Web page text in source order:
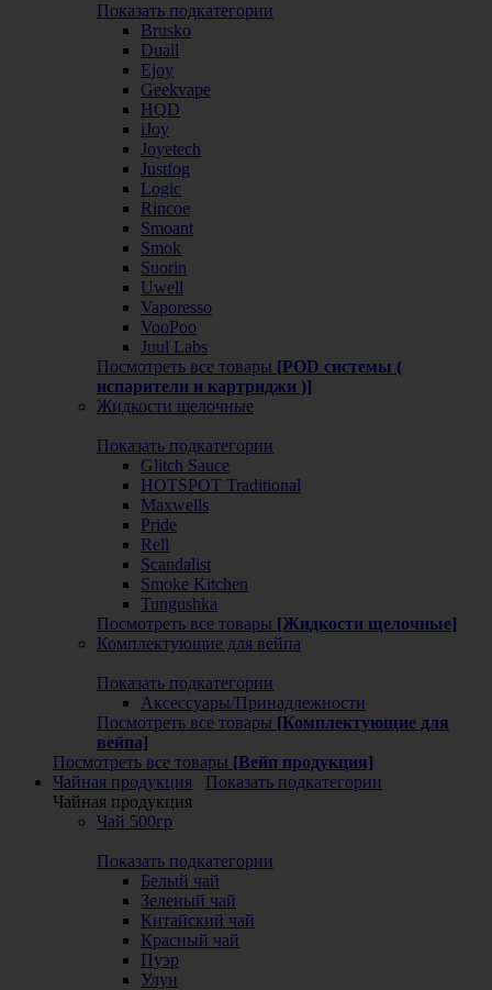
Показать подкатегории
Brusko
Duall
Ejoy
Geekvape
HQD
iJoy
Joyetech
Justfog
Logic
Rincoe
Smoant
Smok
Suorin
Uwell
Vaporesso
VooPoo
Juul Labs
Посмотреть все товары [POD системы (
испарители и картриджи )]
Жидкости щелочные
Показать подкатегории
Glitch Sauce
HOTSPOT Traditional
Maxwells
Pride
Rell
Scandalist
Smoke Kitchen
Tungushka
Посмотреть все товары [Жидкости щелочные]
Комплектующие для вейпа
Показать подкатегории
Аксессуары/Принадлежности
Посмотреть все товары [Комплектующие для
вейпа]
Посмотреть все товары [Вейп продукция]
Чайная продукция
Показать подкатегории
Чайная продукция
Чай 500гр
Показать подкатегории
Белый чай
Зеленый чай
Китайский чай
Красный чай
Пуэр
Улун